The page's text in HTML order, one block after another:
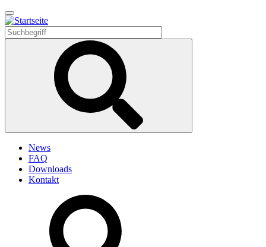
Direkt
zum
Inhalt
News
FAQ
Downloads
Kontakt